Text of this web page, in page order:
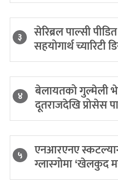
३ सेरिब्रल पाल्सी
सहयोगार्थ च्यारिटी
४ बेलायतको गुल्मेली
दूतराजदेखि प्रोसेस
५ एनआरएनए
ग्लास्गोमा ‘खेलकुद